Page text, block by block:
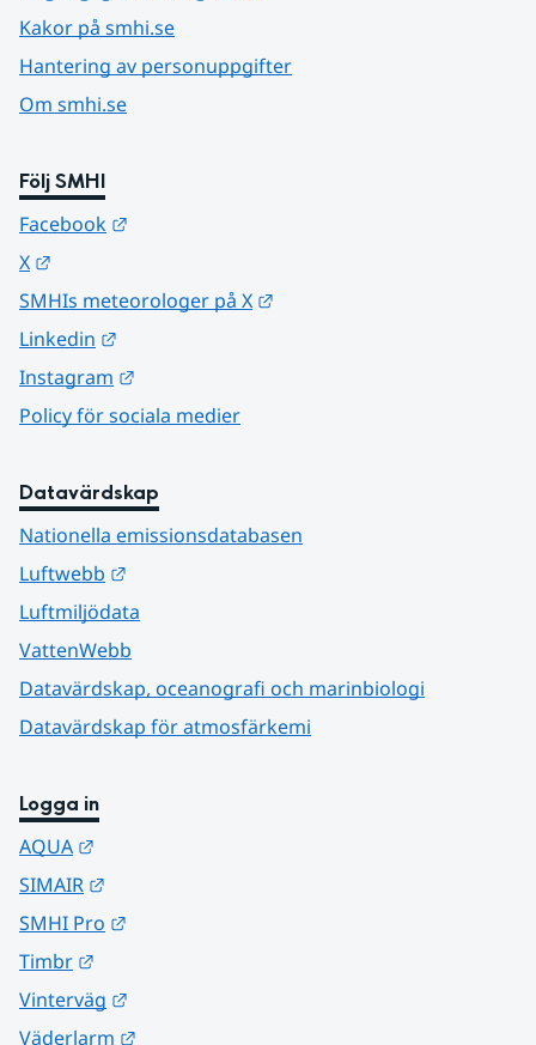
Kakor på smhi.se
Hantering av personuppgifter
Om smhi.se
Följ SMHI
Facebook
X
SMHIs meteorologer på X
Linkedin
Instagram
Policy för sociala medier
Datavärdskap
Nationella emissionsdatabasen
Luftwebb
Luftmiljödata
VattenWebb
Datavärdskap, oceanografi och marinbiologi
Datavärdskap för atmosfärkemi
Logga in
AQUA
SIMAIR
SMHI Pro
Timbr
Vinterväg
Väderlarm